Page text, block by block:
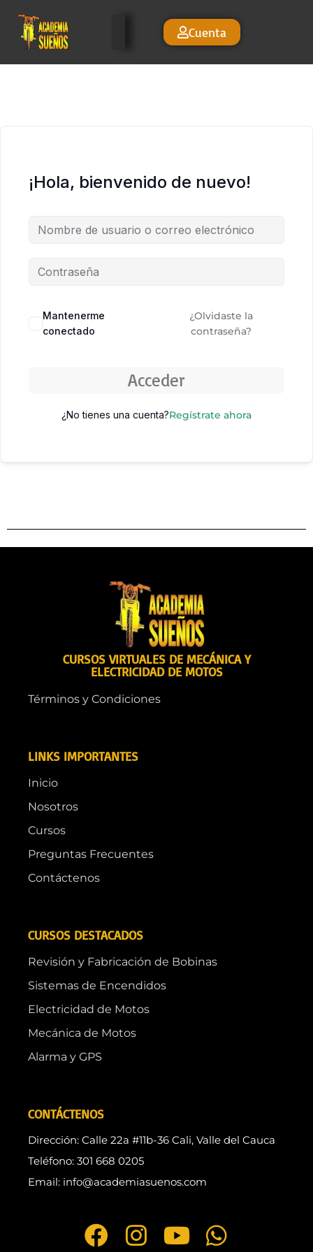
Cuenta
¡Hola, bienvenido de nuevo!
Mantenerme
conectado
¿Olvidaste la
contraseña?
Acceder
¿No tienes una cuenta?Regístrate ahora
CURSOS VIRTUALES DE MECÁNICA Y
ELECTRICIDAD DE MOTOS
Términos y Condiciones
LINKS IMPORTANTES
Inicio
Nosotros
Cursos
Preguntas Frecuentes
Contáctenos
CURSOS DESTACADOS
Revisión y Fabricación de Bobinas
Sistemas de Encendidos
Electricidad de Motos
Mecánica de Motos
Alarma y GPS
CONTÁCTENOS
Dirección: Calle 22a #11b-36 Cali, Valle del Cauca
Teléfono: 301 668 0205
Email: info@academiasuenos.com